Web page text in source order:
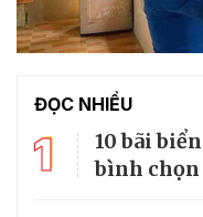
ĐỌC NHIỀU
1
10 bãi
bình chọn